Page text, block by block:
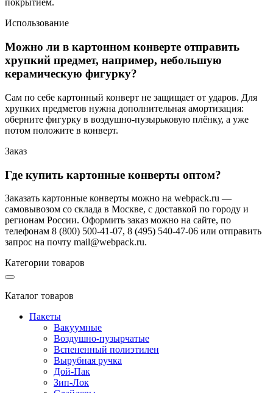
покрытием.
Использование
Можно ли в картонном конверте отправить
хрупкий предмет, например, небольшую
керамическую фигурку?
Сам по себе картонный конверт не защищает от ударов. Для
хрупких предметов нужна дополнительная амортизация:
оберните фигурку в воздушно‑пузырьковую плёнку, а уже
потом положите в конверт.
Заказ
Где купить картонные конверты оптом?
Заказать картонные конверты можно на webpack.ru —
самовывозом со склада в Москве, с доставкой по городу и
регионам России. Оформить заказ можно на сайте, по
телефонам 8 (800) 500-41-07, 8 (495) 540-47-06 или отправить
запрос на почту mail@webpack.ru.
Категории товаров
Каталог товаров
Пакеты
Вакуумные
Воздушно-пузырчатые
Вспененный полиэтилен
Вырубная ручка
Дой-Пак
Зип-Лок